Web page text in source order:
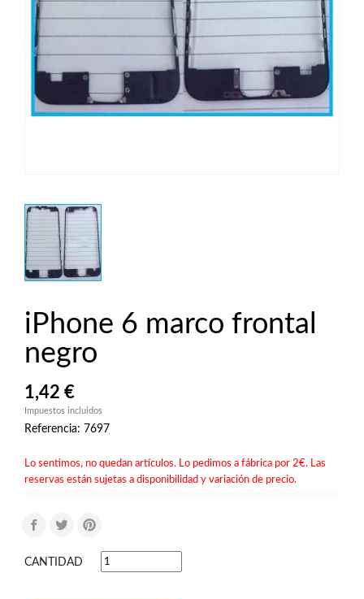
iPhone 6 marco frontal
negro
1,42 €
Impuestos incluidos
Referencia: 7697
Lo sentimos, no quedan artículos. Lo pedimos a fábrica por 2€. Las
reservas están sujetas a disponibilidad y variación de precio.
CANTIDAD